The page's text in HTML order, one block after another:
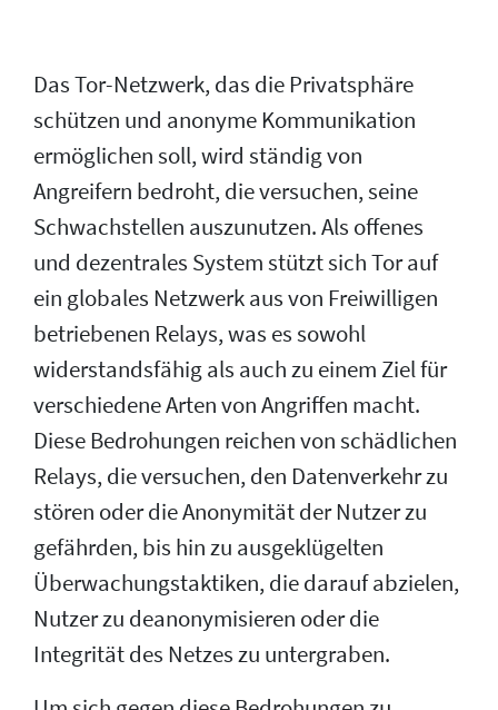
Das Tor-Netzwerk, das die Privatsphäre
schützen und anonyme Kommunikation
ermöglichen soll, wird ständig von
Angreifern bedroht, die versuchen, seine
Schwachstellen auszunutzen. Als offenes
und dezentrales System stützt sich Tor auf
ein globales Netzwerk aus von Freiwilligen
betriebenen Relays, was es sowohl
widerstandsfähig als auch zu einem Ziel für
verschiedene Arten von Angriffen macht.
Diese Bedrohungen reichen von schädlichen
Relays, die versuchen, den Datenverkehr zu
stören oder die Anonymität der Nutzer zu
gefährden, bis hin zu ausgeklügelten
Überwachungstaktiken, die darauf abzielen,
Nutzer zu deanonymisieren oder die
Integrität des Netzes zu untergraben.